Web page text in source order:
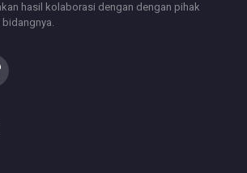
hasil kolaborasi dengan dengan pihak